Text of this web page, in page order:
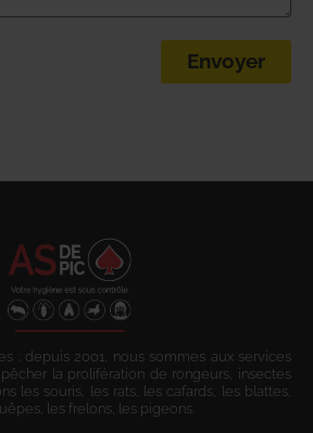
Envoyer
: depuis 2001, nous sommes aux services
la prolifération de rongeurs, insectes
les souris, les rats, les cafards, les blattes,
les frelons, les pigeons.